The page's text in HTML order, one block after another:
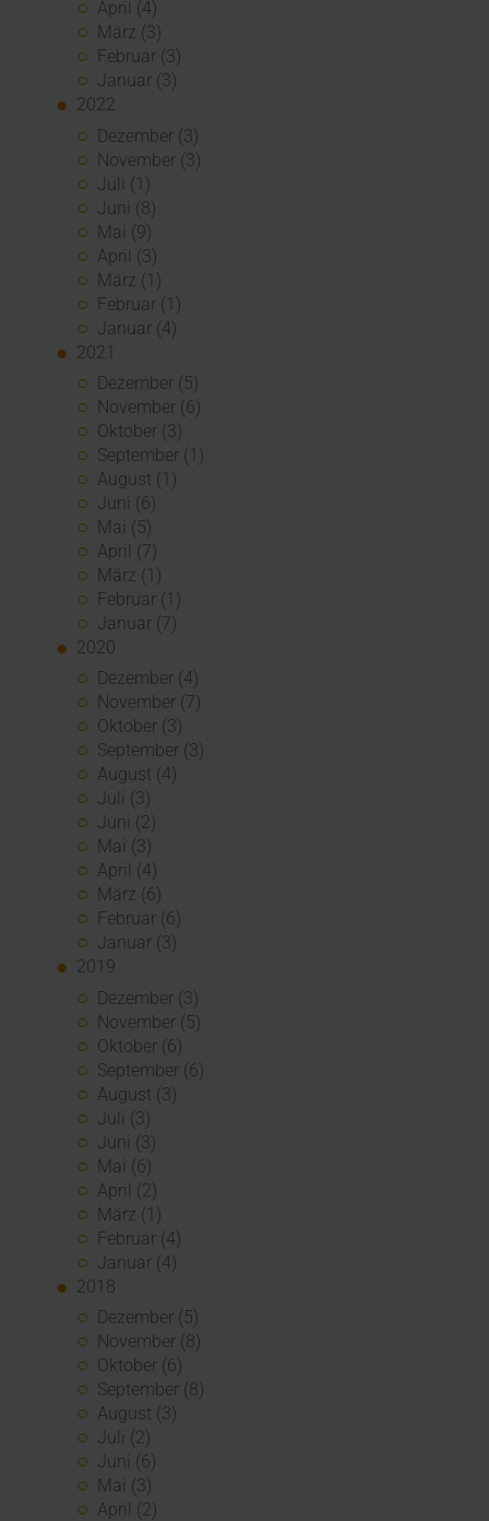
April (4)
März (3)
Februar (3)
Januar (3)
2022
Dezember (3)
November (3)
Juli (1)
Juni (8)
Mai (9)
April (3)
März (1)
Februar (1)
Januar (4)
2021
Dezember (5)
November (6)
Oktober (3)
September (1)
August (1)
Juni (6)
Mai (5)
April (7)
März (1)
Februar (1)
Januar (7)
2020
Dezember (4)
November (7)
Oktober (3)
September (3)
August (4)
Juli (3)
Juni (2)
Mai (3)
April (4)
März (6)
Februar (6)
Januar (3)
2019
Dezember (3)
November (5)
Oktober (6)
September (6)
August (3)
Juli (3)
Juni (3)
Mai (6)
April (2)
März (1)
Februar (4)
Januar (4)
2018
Dezember (5)
November (8)
Oktober (6)
September (8)
August (3)
Juli (2)
Juni (6)
Mai (3)
April (2)